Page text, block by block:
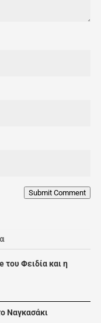
Submit Comment
του Φειδία και η
Ναγκασάκι